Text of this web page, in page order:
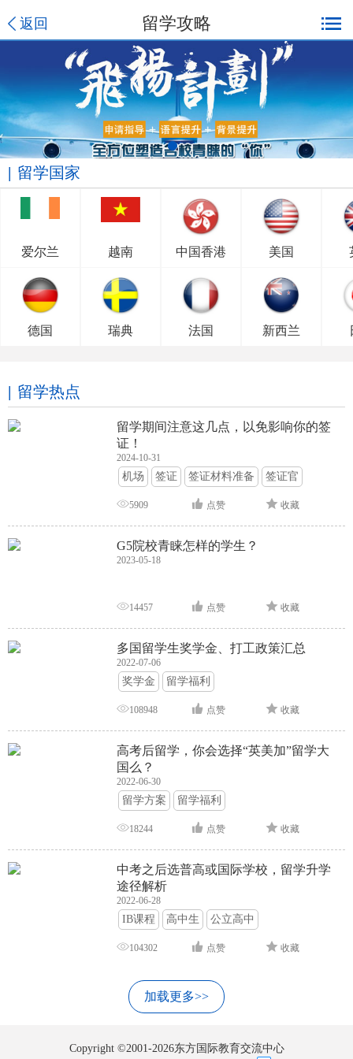
返回 留学攻略
留学国家
爱尔兰 越南 中国香港 美国
德国 瑞典 法国 新西兰
留学热点
留学期间注意这几点，以免影响你的签
证！
2024-10-31
机场 签证 签证材料准备 签证官
签证面试 签证申请攻略
5909 点赞 收藏
G5院校青睐怎样的学生？
2023-05-18
14457 点赞 收藏
多国留学生奖学金、打工政策汇总
2022-07-06
奖学金 留学福利
108948 点赞 收藏
高考后留学，你会选择“英美加”留学大
国么？
2022-06-30
留学方案 留学福利
18244 点赞 收藏
中考之后选普高或国际学校，留学升学
途径解析
2022-06-28
IB课程 高中生 公立高中
104302 点赞 收藏
加载更多>>
Copyright ©2001-2026东方国际教育交流中心